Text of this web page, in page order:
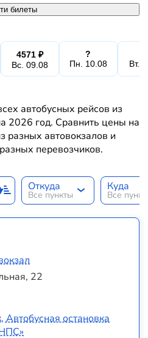
билеты
4571 ₽
Вс. 09.08
?
Пн. 10.08
Вт.
автобусных рейсов из
2026 год. Сравнить цены на
разных автовокзалов и
перевозчиков.
Откуда
Все пункты
Куда
Все
22
Автобусная остановка